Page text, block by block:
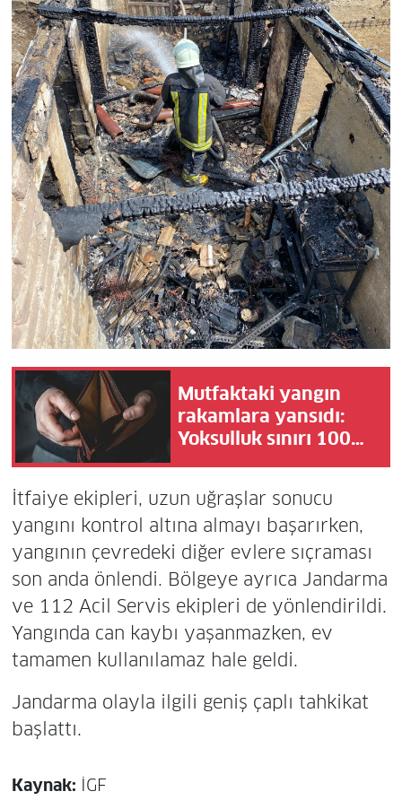
Mutfaktaki yangın
rakamlara yansıdı:
Yoksulluk sınırı 100
İtfaiye ekipleri, uzun uğraşlar sonucu
yangını kontrol altına almayı başarırken,
yangının çevredeki diğer evlere sıçraması
son anda önlendi. Bölgeye ayrıca Jandarma
ve 112 Acil Servis ekipleri de yönlendirildi.
Yangında can kaybı yaşanmazken, ev
tamamen kullanılamaz hale geldi.
Jandarma olayla ilgili geniş çaplı tahkikat
başlattı.
Kaynak: İGF